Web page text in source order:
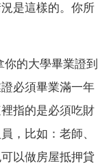
是這樣的。你所
的大學畢業證到
必須畢業滿一年
指的是必須吃財
，比如：老師、
以做房屋抵押貸